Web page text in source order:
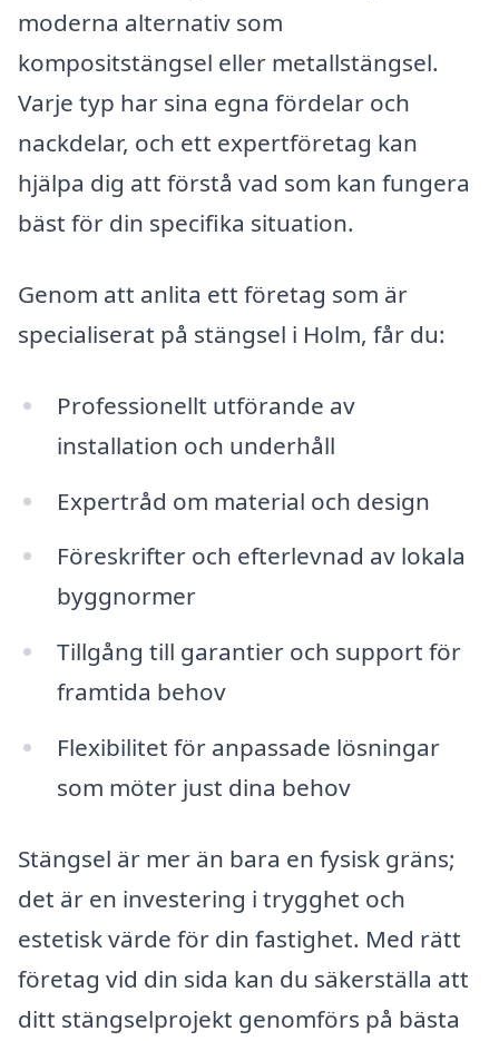
moderna alternativ som
kompositstängsel eller metallstängsel.
Varje typ har sina egna fördelar och
nackdelar, och ett expertföretag kan
hjälpa dig att förstå vad som kan fungera
bäst för din specifika situation.
Genom att anlita ett företag som är
specialiserat på stängsel i Holm, får du:
Professionellt utförande av
installation och underhåll
Expertråd om material och design
Föreskrifter och efterlevnad av lokala
byggnormer
Tillgång till garantier och support för
framtida behov
Flexibilitet för anpassade lösningar
som möter just dina behov
Stängsel är mer än bara en fysisk gräns;
det är en investering i trygghet och
estetisk värde för din fastighet. Med rätt
företag vid din sida kan du säkerställa att
ditt stängselprojekt genomförs på bästa